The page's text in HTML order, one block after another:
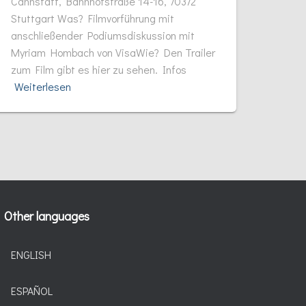
Stuttgart Was? Filmvorführung mit
anschließender Podiumsdiskussion mit
Myriam Hombach von VisaWie? Den Trailer
zum Film gibt es hier zu sehen. Infos
Weiterlesen
Other languages
ENGLISH
ESPAÑOL